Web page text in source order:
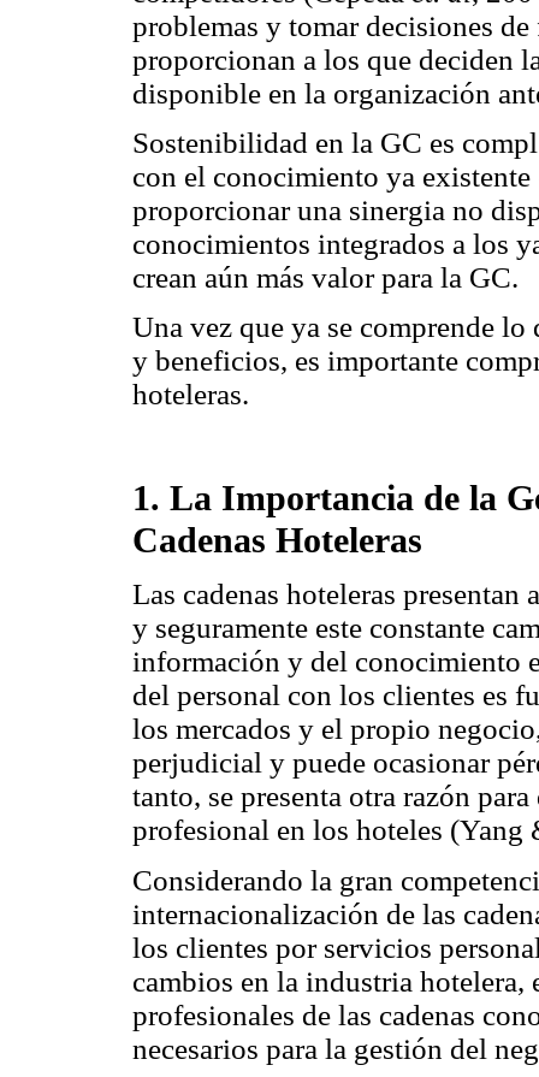
problemas y tomar decisiones
proporcionan a los que deciden
disponible en la organización
Sostenibilidad en la GC es
con el conocimiento ya
proporcionar una sinergia no
conocimientos integrados a los
crean aún más valor para la GC.
Una vez que ya se comprende
y beneficios, es importante
hoteleras.
1. La Importancia de la
Cadenas Hoteleras
Las cadenas hoteleras presentan
y seguramente este constante
información y del conocimiento
del personal con los clientes es
los mercados y el propio
perjudicial y puede ocasionar
tanto, se presenta otra razón
profesional en los hoteles
Considerando la gran
internacionalización de las
los clientes por servicios
cambios en la industria hotelera,
profesionales de las cadenas
necesarios para la gestión del